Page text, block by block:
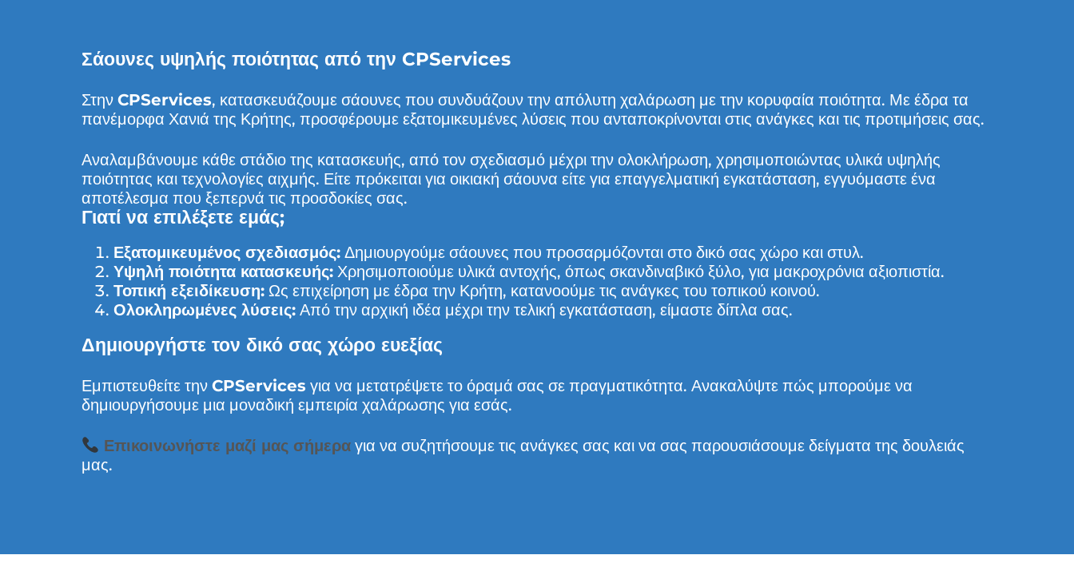
Σάουνες υψηλής ποιότητας από την CPServices
Στην CPServices, κατασκευάζουμε σάουνες που συνδυάζουν την απόλυτη χαλάρωση με την κορυφαία ποιότητα. Με έδρα τα
πανέμορφα Χανιά της Κρήτης, προσφέρουμε εξατομικευμένες λύσεις που ανταποκρίνονται στις ανάγκες και τις προτιμήσεις σας.
Αναλαμβάνουμε κάθε στάδιο της κατασκευής, από τον σχεδιασμό μέχρι την ολοκλήρωση, χρησιμοποιώντας υλικά υψηλής
ποιότητας και τεχνολογίες αιχμής. Είτε πρόκειται για οικιακή σάουνα είτε για επαγγελματική εγκατάσταση, εγγυόμαστε ένα
αποτέλεσμα που ξεπερνά τις προσδοκίες σας.
Γιατί να επιλέξετε εμάς;
Εξατομικευμένος σχεδιασμός: Δημιουργούμε σάουνες που προσαρμόζονται στο δικό σας χώρο και στυλ.
Υψηλή ποιότητα κατασκευής: Χρησιμοποιούμε υλικά αντοχής, όπως σκανδιναβικό ξύλο, για μακροχρόνια αξιοπιστία.
Τοπική εξειδίκευση: Ως επιχείρηση με έδρα την Κρήτη, κατανοούμε τις ανάγκες του τοπικού κοινού.
Ολοκληρωμένες λύσεις: Από την αρχική ιδέα μέχρι την τελική εγκατάσταση, είμαστε δίπλα σας.
Δημιουργήστε τον δικό σας χώρο ευεξίας
Εμπιστευθείτε την CPServices για να μετατρέψετε το όραμά σας σε πραγματικότητα. Ανακαλύψτε πώς μπορούμε να
δημιουργήσουμε μια μοναδική εμπειρία χαλάρωσης για εσάς.
Επικοινωνήστε μαζί μας σήμεραγια να συζητήσουμε τις ανάγκες σας και να σας παρουσιάσουμε δείγματα της δουλειάς
μας.